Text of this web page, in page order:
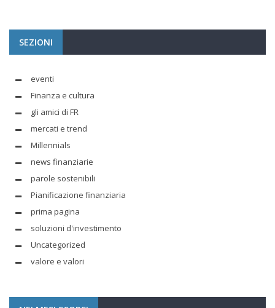
SEZIONI
eventi
Finanza e cultura
gli amici di FR
mercati e trend
Millennials
news finanziarie
parole sostenibili
Pianificazione finanziaria
prima pagina
soluzioni d'investimento
Uncategorized
valore e valori